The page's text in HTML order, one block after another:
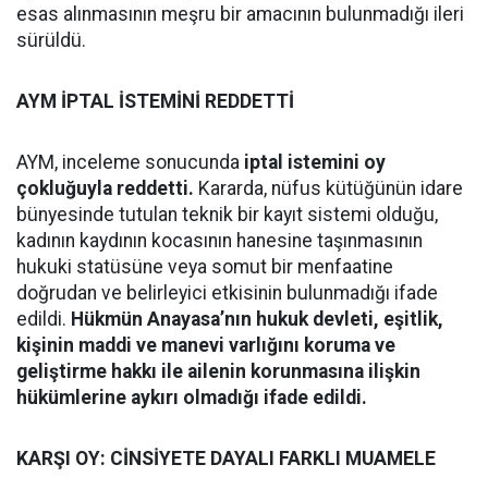
esas alınmasının meşru bir amacının bulunmadığı ileri
sürüldü.
AYM İPTAL İSTEMİNİ REDDETTİ
AYM, inceleme sonucunda iptal istemini oy
çokluğuyla reddetti. Kararda, nüfus kütüğünün idare
bünyesinde tutulan teknik bir kayıt sistemi olduğu,
kadının kaydının kocasının hanesine taşınmasının
hukuki statüsüne veya somut bir menfaatine
doğrudan ve belirleyici etkisinin bulunmadığı ifade
edildi. Hükmün Anayasa’nın hukuk devleti, eşitlik,
kişinin maddi ve manevi varlığını koruma ve
geliştirme hakkı ile ailenin korunmasına ilişkin
hükümlerine aykırı olmadığı ifade edildi.
KARŞI OY: CİNSİYETE DAYALI FARKLI MUAMELE